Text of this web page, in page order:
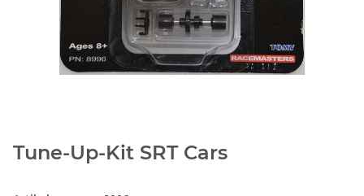
Tune-Up-Kit SRT Cars